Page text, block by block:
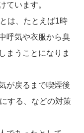
ています。
は、たとえば1時
呼気や衣服から臭
まうことになりま
が戻るまで喫煙後
する、などの対策